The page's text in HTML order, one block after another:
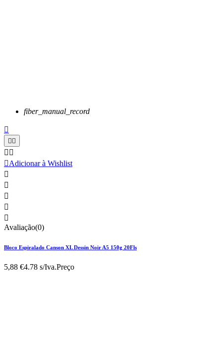
fiber_manual_record

 
 
Adicionar à Wishlist





Avaliação(0)
Bloco Espiralado Canson XL Dessin Noir A5 150g 20Fls
5,88 €4.78 s/Iva.Preço